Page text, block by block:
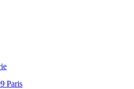
Paris